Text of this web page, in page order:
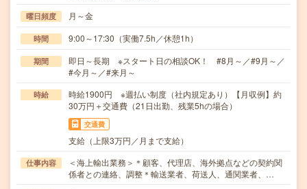
曜日頻度 月～金
時間 9:00～17:30（実働7.5h／休憩1h）
期間
即日～長期 ※スタート日の相談OK！ #8月～／#9月～／
#今月～／#来月～
時給
時給1900円 ※週払い制度（社内規定あり）【月収例】約
30万円＋交通費（21日出勤、残業5hの場合）
交通費
支給（上限3万円／月まで支給）
仕事内容
＜海上輸出業務＞＊顧客、代理店、海外拠点などの契約関
係者との連絡、調整＊輸送業者、荷送人、通関業者、…